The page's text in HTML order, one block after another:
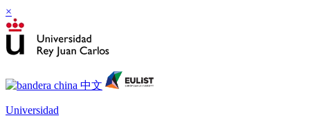
×
Universidad